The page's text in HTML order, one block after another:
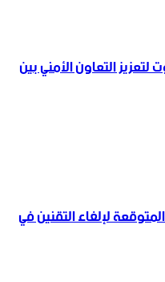
التعاون ‏الأمني ‏بين
لإلغاء التقنين في